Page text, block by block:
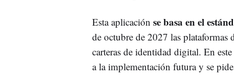
Esta aplicación se basa en el
de octubre de 2027 las plataformas
carteras de identidad digital. En
a la implementación futura y se